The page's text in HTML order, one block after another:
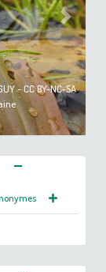
- CC BY-NC-SA
Next